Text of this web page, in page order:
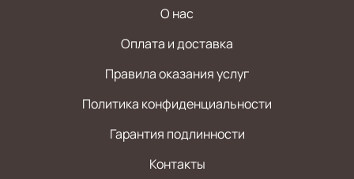
О нас
Оплата и доставка
Правила оказания услуг
Политика конфиденциальности
Гарантия подлинности
Контакты